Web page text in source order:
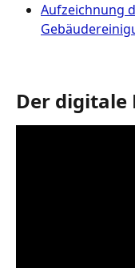
Aufzeichnung
Der digitale